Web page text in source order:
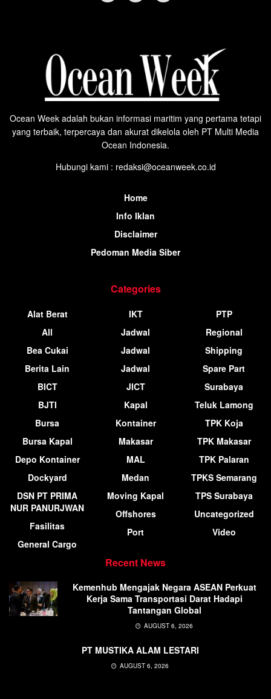
Ocean Week adalah bukan informasi maritim yang pertama tetapi
yang terbaik, terpercaya dan akurat dikelola oleh PT Multi Media
Ocean Indonesia.
Hubungi kami : redaksi@oceanweek.co.id
Home
Info Iklan
Disclaimer
Pedoman Media Siber
Categories
Alat Berat
All
Bea Cukai
Berita Lain
BICT
BJTI
Bursa
Bursa Kapal
Depo Kontainer
Dockyard
DSN PT PRIMA
NUR PANURJWAN
Fasilitas
General Cargo
IKT
Jadwal
Jadwal
Jadwal
JICT
Kapal
Kontainer
Makasar
MAL
Medan
Moving Kapal
Offshores
Port
PTP
Regional
Shipping
Spare Part
Surabaya
Teluk Lamong
TPK Koja
TPK Makasar
TPK Palaran
TPKS Semarang
TPS Surabaya
Uncategorized
Video
Recent News
Kemenhub Mengajak Negara ASEAN Perkuat
Kerja Sama Transportasi Darat Hadapi
Tantangan Global
AUGUST 6, 2026
PT MUSTIKA ALAM LESTARI
AUGUST 6, 2026